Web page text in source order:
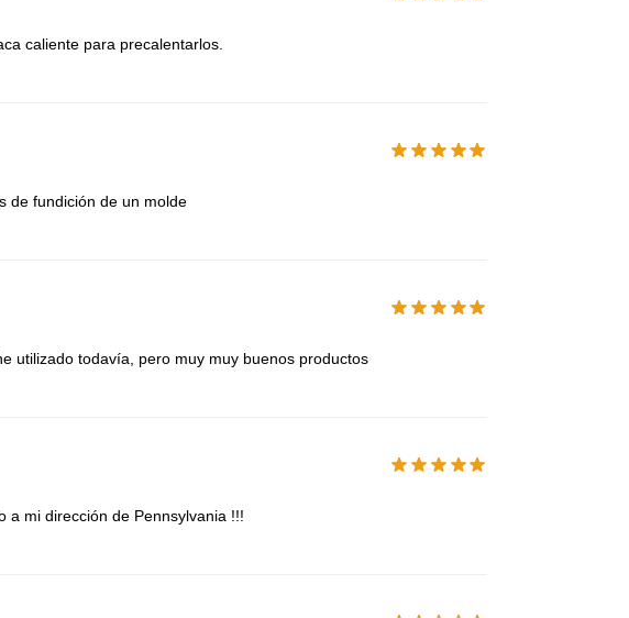
caliente para precalentarlos.
de fundición de un molde
utilizado todavía, pero muy muy buenos productos
a mi dirección de Pennsylvania !!!